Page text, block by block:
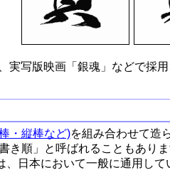
実写版映画「銀魂」などで採
・縦棒など)を組み合わせて造
き順」と呼ばれることもあり
、日本において一般に通用し